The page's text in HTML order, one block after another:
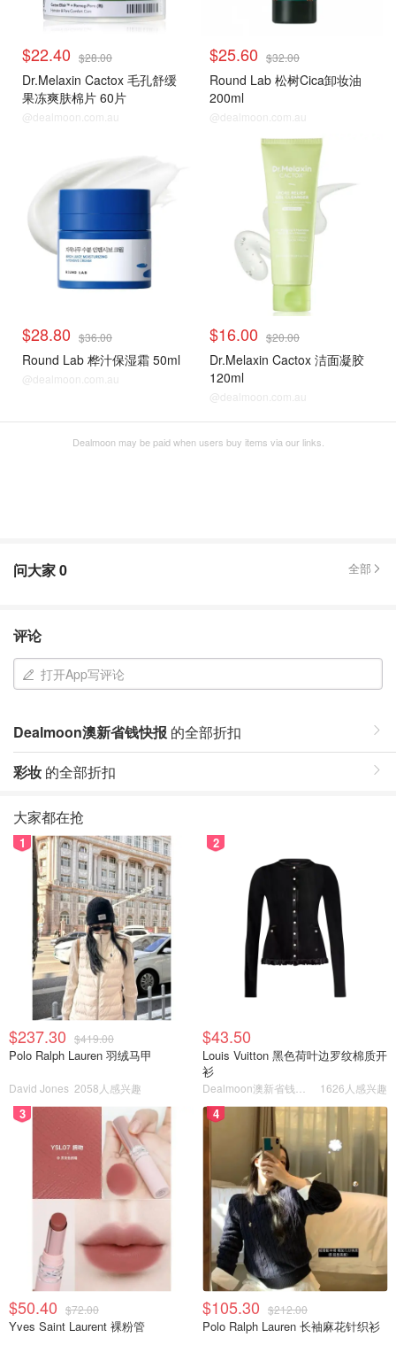
$22.40 $28.00
Dr.Melaxin Cactox 毛孔舒缓
果冻爽肤棉片 60片
@dealmoon.com.au
$25.60 $32.00
Round Lab 松树Cica卸妆油
200ml
@dealmoon.com.au
$28.80 $36.00
Round Lab 桦汁保湿霜 50ml
@dealmoon.com.au
$16.00 $20.00
Dr.Melaxin Cactox 洁面凝胶
120ml
@dealmoon.com.au
Dealmoon may be paid when users buy items via our links.
问大家0 全部
评论
打开App写评论
Dealmoon澳新省钱快报 的全部折扣
彩妆 的全部折扣
大家都在抢
1
$237.30 $419.00
Polo Ralph Lauren 羽绒马甲
David Jones 2058人感兴趣
2
$43.50
Louis Vuitton 黑色荷叶边罗纹棉质开
衫
1626人感兴趣
3
$50.40 $72.00
Yves Saint Laurent 裸粉管
4
$105.30 $212.00
Polo Ralph Lauren 长袖麻花针织衫